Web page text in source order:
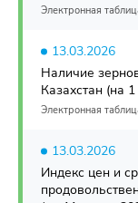
Электронная
13.03.2026
Наличие
Казахстан (на
Электронная
13.03.2026
Индекс цен и